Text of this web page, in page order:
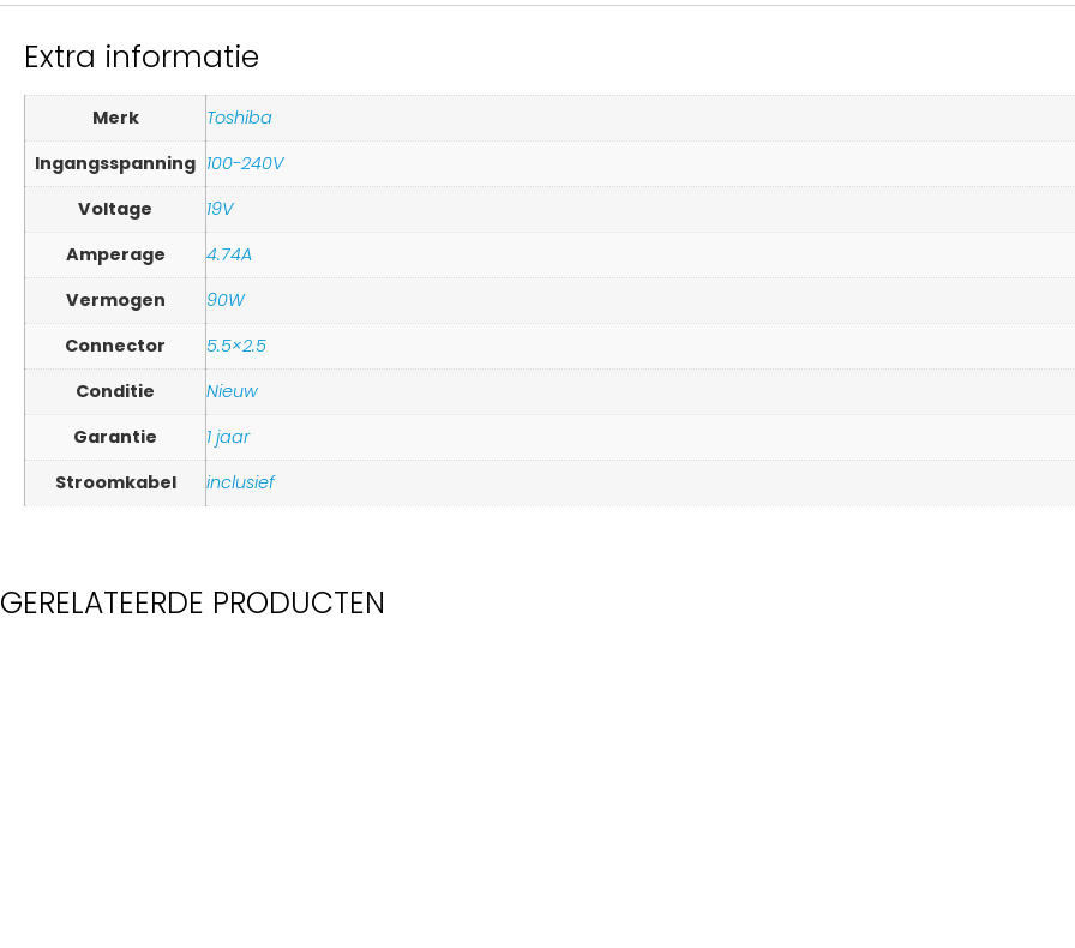
Extra informatie
Merk
Toshiba
Ingangsspanning 100-240V
Voltage
19V
Amperage
4.74A
Vermogen
90W
Connector
5.5×2.5
Conditie
Nieuw
Garantie
1 jaar
Stroomkabel
inclusief
GERELATEERDE PRODUCTEN